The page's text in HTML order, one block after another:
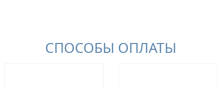
СПОСОБЫ ОПЛАТЫ